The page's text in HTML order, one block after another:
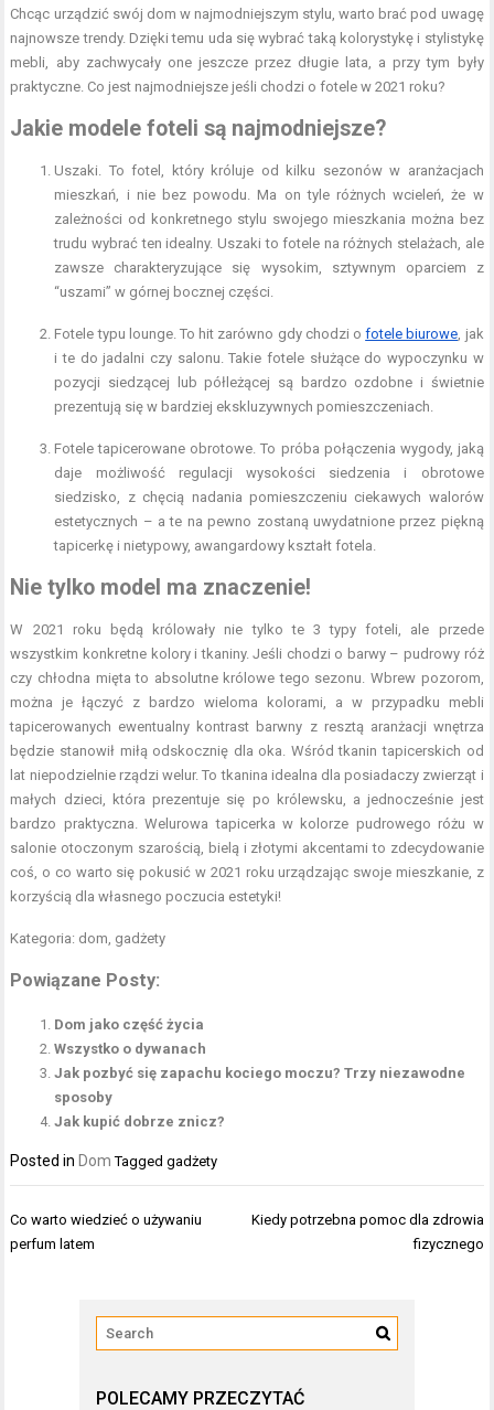
Chcąc urządzić swój dom w najmodniejszym stylu, warto brać pod uwagę
najnowsze trendy. Dzięki temu uda się wybrać taką kolorystykę i stylistykę
mebli, aby zachwycały one jeszcze przez długie lata, a przy tym były
praktyczne. Co jest najmodniejsze jeśli chodzi o fotele w 2021 roku?
Jakie modele foteli są najmodniejsze?
Uszaki. To fotel, który króluje od kilku sezonów w aranżacjach
mieszkań, i nie bez powodu. Ma on tyle różnych wcieleń, że w
zależności od konkretnego stylu swojego mieszkania można bez
trudu wybrać ten idealny. Uszaki to fotele na różnych stelażach, ale
zawsze charakteryzujące się wysokim, sztywnym oparciem z
“uszami” w górnej bocznej części.
Fotele typu lounge. To hit zarówno gdy chodzi ofotele biurowe, jak
i te do jadalni czy salonu. Takie fotele służące do wypoczynku w
pozycji siedzącej lub półleżącej są bardzo ozdobne i świetnie
prezentują się w bardziej ekskluzywnych pomieszczeniach.
Fotele tapicerowane obrotowe. To próba połączenia wygody, jaką
daje możliwość regulacji wysokości siedzenia i obrotowe
siedzisko, z chęcią nadania pomieszczeniu ciekawych walorów
estetycznych – a te na pewno zostaną uwydatnione przez piękną
tapicerkę i nietypowy, awangardowy kształt fotela.
Nie tylko model ma znaczenie!
W 2021 roku będą królowały nie tylko te 3 typy foteli, ale przede
wszystkim konkretne kolory i tkaniny. Jeśli chodzi o barwy – pudrowy róż
czy chłodna mięta to absolutne królowe tego sezonu. Wbrew pozorom,
można je łączyć z bardzo wieloma kolorami, a w przypadku mebli
tapicerowanych ewentualny kontrast barwny z resztą aranżacji wnętrza
będzie stanowił miłą odskocznię dla oka. Wśród tkanin tapicerskich od
lat niepodzielnie rządzi welur. To tkanina idealna dla posiadaczy zwierząt i
małych dzieci, która prezentuje się po królewsku, a jednocześnie jest
bardzo praktyczna. Welurowa tapicerka w kolorze pudrowego różu w
salonie otoczonym szarością, bielą i złotymi akcentami to zdecydowanie
coś, o co warto się pokusić w 2021 roku urządzając swoje mieszkanie, z
korzyścią dla własnego poczucia estetyki!
Kategoria: dom, gadżety
Powiązane Posty:
Dom jako część życia
Wszystko o dywanach
Jak pozbyć się zapachu kociego moczu? Trzy niezawodne
sposoby
Jak kupić dobrze znicz?
Posted in Dom Taggedgadżety
Nawigacja
wpisu
Co warto wiedzieć o używaniu
perfum latem
Kiedy potrzebna pomoc dla zdrowia
fizycznego
POLECAMY PRZECZYTAĆ